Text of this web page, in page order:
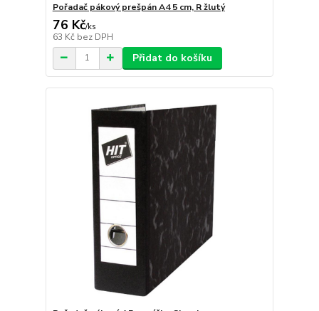
Pořadač pákový prešpán A4 5 cm, R žlutý
76 Kč/ks
63 Kč bez DPH
Přidat do košíku